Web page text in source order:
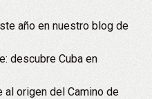
año en nuestro blog de
descubre Cuba en
al origen del Camino de